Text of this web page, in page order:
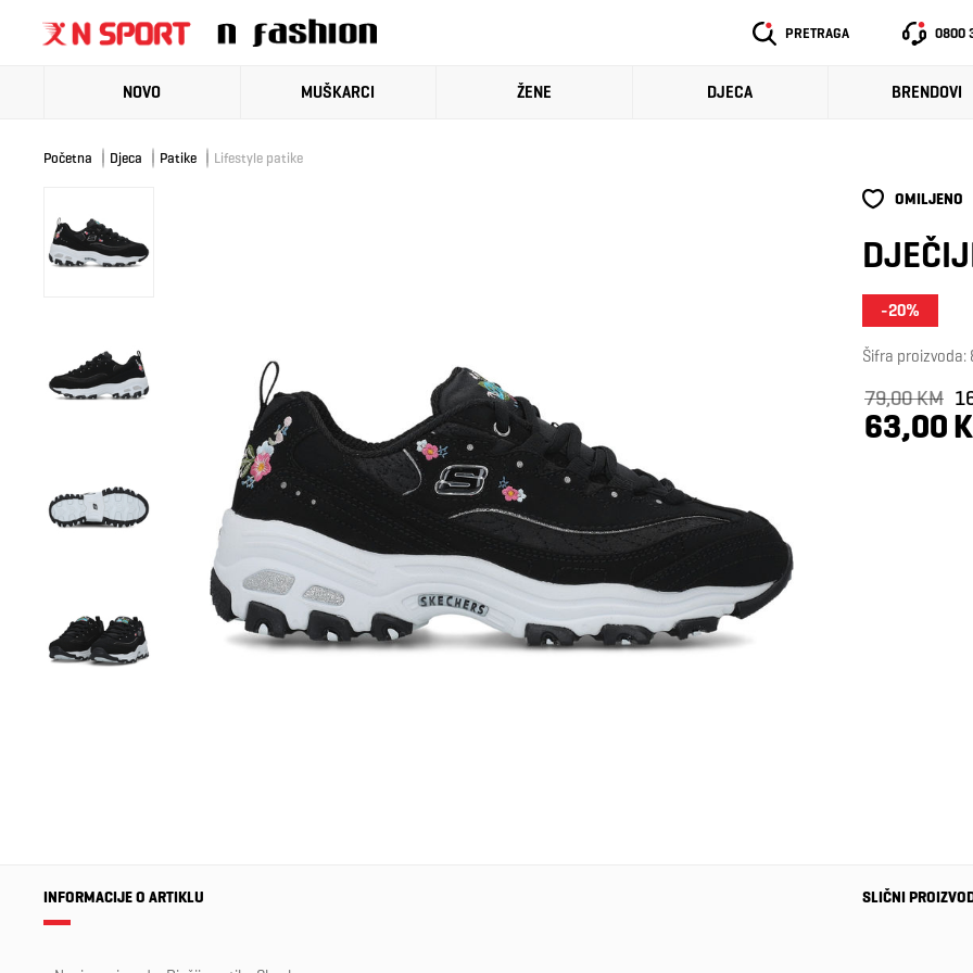
PRETRAGA 0800
NOVO MUŠKARCI ŽENE DJECA BRENDOVI
Početna Djeca Patike Lifestyle patike
OMILJENO
-20%
Šifra proizvoda:
79,00 KM
63,00
INFORMACIJE O ARTIKLU SLIČNI